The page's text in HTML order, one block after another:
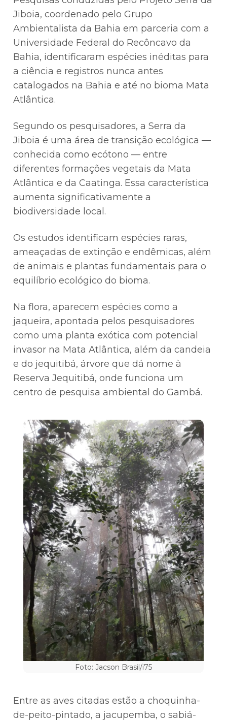
Jiboia, coordenado pelo Grupo
Ambientalista da Bahia em parceria com a
Universidade Federal do Recôncavo da
Bahia, identificaram espécies inéditas para
a ciência e registros nunca antes
catalogados na Bahia e até no bioma Mata
Atlântica.
Segundo os pesquisadores, a Serra da
Jiboia é uma área de transição ecológica —
conhecida como ecótono — entre
diferentes formações vegetais da Mata
Atlântica e da Caatinga. Essa característica
aumenta significativamente a
biodiversidade local.
Os estudos identificam espécies raras,
ameaçadas de extinção e endêmicas, além
de animais e plantas fundamentais para o
equilíbrio ecológico do bioma.
Na flora, aparecem espécies como a
jaqueira, apontada pelos pesquisadores
como uma planta exótica com potencial
invasor na Mata Atlântica, além da candeia
e do jequitibá, árvore que dá nome à
Reserva Jequitibá, onde funciona um
centro de pesquisa ambiental do Gambá.
Foto: Jacson Brasil/i75
Entre as aves citadas estão a choquinha-
de-peito-pintado, a jacupemba, o sabiá-